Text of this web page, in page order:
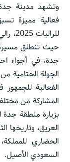
وتشهد مدينة
فعالية مميزة
حيث تنطلق
جدة، في أجواء
الفعالية
المشاركة من
بزيارة منطقة جدة
العريق، وتاريخها
الحضاري
السعودي الأصيل.